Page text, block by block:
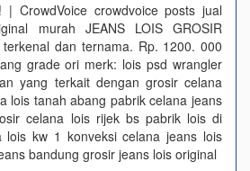
| CrowdVoice crowdvoice posts jual
murah JEANS LOIS GROSIR
dan ternama. Rp. 1200. 000
grade ori merk: lois psd wrangler
yang terkait dengan grosir celana
lois tanah abang pabrik celana jeans
celana lois rijek bs pabrik lois di
lois kw 1 konveksi celana jeans lois
bandung grosir jeans lois original